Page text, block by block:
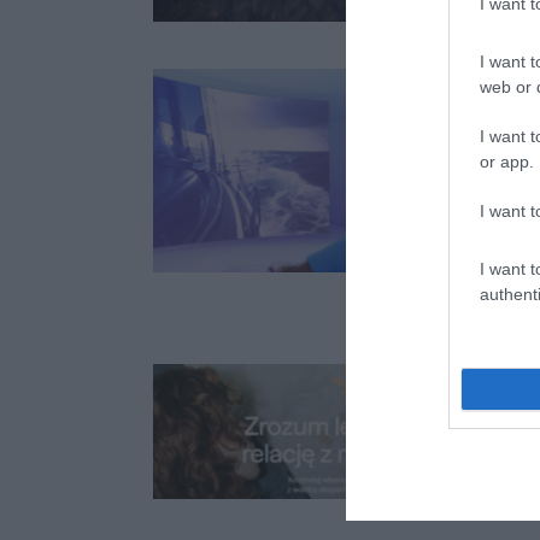
I want
web or
I want
or app.
I want
I want